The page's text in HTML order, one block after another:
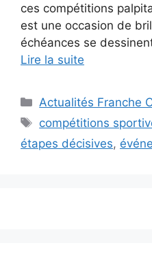
ces compétitions
est une occasion de
échéances se
Lire la suite
Catégories
Actualités Franche
Étiquettes
compétitions
étapes décisives,